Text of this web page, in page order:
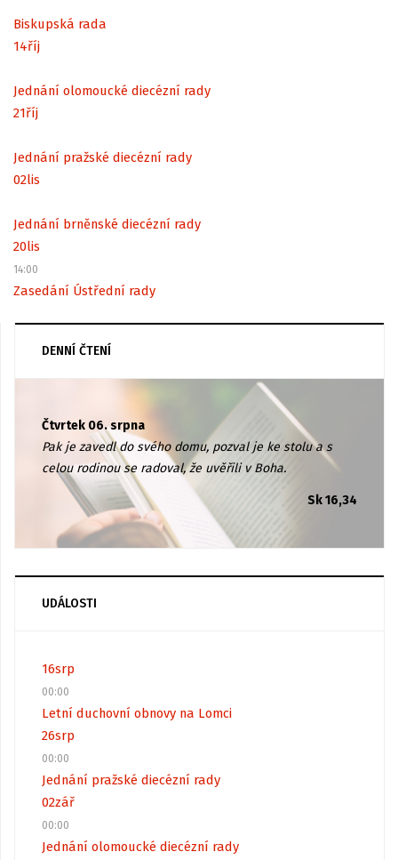
Biskupská rada
14říj
Jednání olomoucké diecézní rady
21říj
Jednání pražské diecézní rady
02lis
Jednání brněnské diecézní rady
20lis
14:00
Zasedání Ústřední rady
DENNÍ ČTENÍ
Čtvrtek 06. srpna
Pak je zavedl do svého domu, pozval je ke stolu a s
celou rodinou se radoval, že uvěřili v Boha.
Sk 16,34
UDÁLOSTI
16srp
00:00
Letní duchovní obnovy na Lomci
26srp
00:00
Jednání pražské diecézní rady
02zář
00:00
Jednání olomoucké diecézní rady